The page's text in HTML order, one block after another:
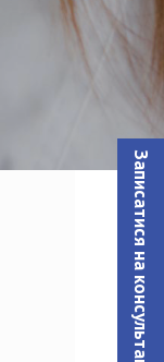
Записатися на консультацiю